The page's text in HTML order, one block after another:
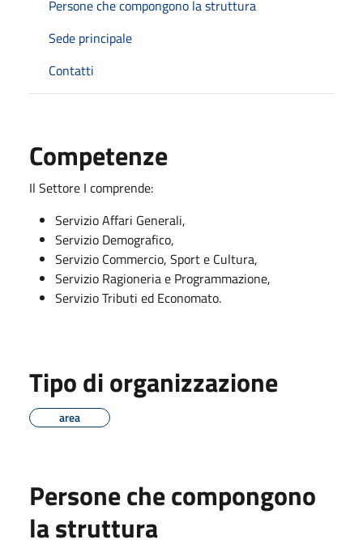
Persone che compongono la struttura
Sede principale
Contatti
Competenze
Il Settore I comprende:
Servizio Affari Generali,
Servizio Demografico,
Servizio Commercio, Sport e Cultura,
Servizio Ragioneria e Programmazione,
Servizio Tributi ed Economato.
Tipo di organizzazione
area
Persone che compongono
la struttura